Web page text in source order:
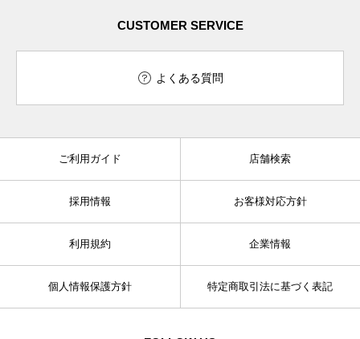
CUSTOMER SERVICE
よくある質問
ご利用ガイド 店舗検索
採用情報 お客様対応方針
利用規約 企業情報
個人情報保護方針 特定商取引法に基づく表記